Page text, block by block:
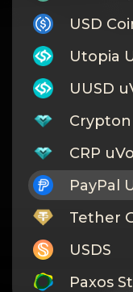
افسكغة
افكن?غ
USD
Utopia
UUSD
Crypton
CRP
PayPal
Tether
USDS
Paxos